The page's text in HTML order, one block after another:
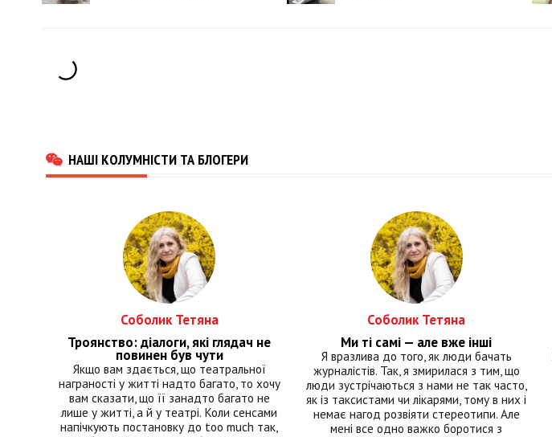
НАШІ КОЛУМНІСТИ ТА БЛОГЕРИ
Соболик Тетяна
Троянство: діалоги, які глядач не
повинен був чути
Якщо вам здається, що театральної
награності у житті надто багато, то хочу
вам сказати, що її занадто багато не
лише у житті, а й у театрі. Коли сенсами
напічкують постановку до too much так,
Соболик Тетяна
Ми ті самі — але вже інші
Я вразлива до того, як люди бачать
журналістів. Так, я змирилася з тим, що
люди зустрічаються з нами не так часто,
як із таксистами чи лікарями, тому в них і
немає нагод розвіяти стереотипи. Але
мені все одно важко боротися з